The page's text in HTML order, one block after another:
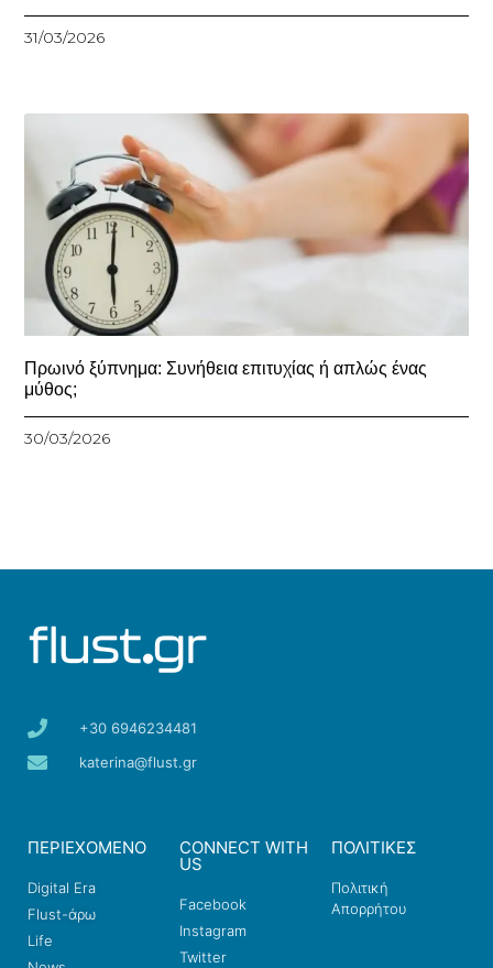
31/03/2026
Πρωινό ξύπνημα: Συνήθεια επιτυχίας ή απλώς ένας
μύθος;
30/03/2026
+30 6946234481
katerina@flust.gr
ΠΕΡΙΕΧΟΜΕΝΟ
Digital Era
Flust-άρω
Life
CONNECT WITH
US
Facebook
Instagram
Twitter
ΠΟΛΙΤΙΚΕΣ
Πολιτική
Απορρήτου